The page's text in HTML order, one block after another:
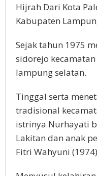
Hijrah Dari Kota
Kabupaten
Sejak tahun 1975
sidorejo
lampung selatan.
Tinggal serta
tradisional
istrinya Nurhayati
Lakitan dan anak
Fitri Wahyuni